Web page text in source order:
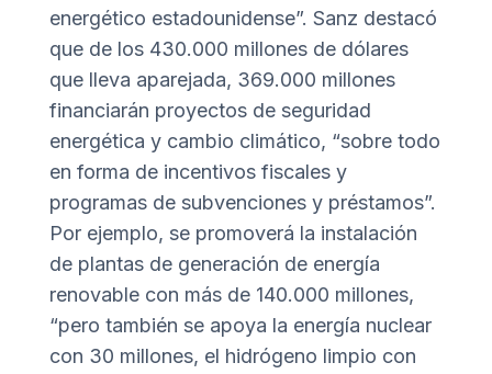
energético estadounidense”. Sanz destacó
que de los 430.000 millones de dólares
que lleva aparejada, 369.000 millones
financiarán proyectos de seguridad
energética y cambio climático, “sobre todo
en forma de incentivos fiscales y
programas de subvenciones y préstamos”.
Por ejemplo, se promoverá la instalación
de plantas de generación de energía
renovable con más de 140.000 millones,
“pero también se apoya la energía nuclear
con 30 millones, el hidrógeno limpio con